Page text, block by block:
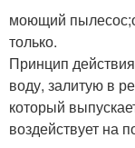
моющий
только.
Принцип
воду, залитую в
который
воздействует на